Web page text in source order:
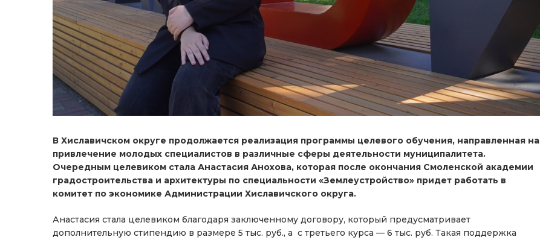
В Хиславичском округе продолжается реализация программы целевого обучения, направленная на
привлечение молодых специалистов в различные сферы деятельности муниципалитета.
Очередным целевиком стала Анастасия Анохова, которая после окончания Смоленской академии
градостроительства и архитектуры по специальности «Землеустройство» придет работать в
комитет по экономике Администрации Хиславичского округа.
Анастасия стала целевиком благодаря заключенному договору, который предусматривает
дополнительную стипендию в размере 5 тыс. руб., а с третьего курса — 6 тыс. руб. Такая поддержка